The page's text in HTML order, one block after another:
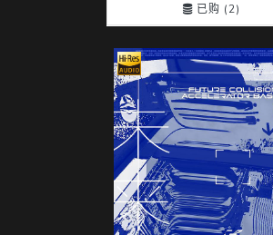
已购 (2)